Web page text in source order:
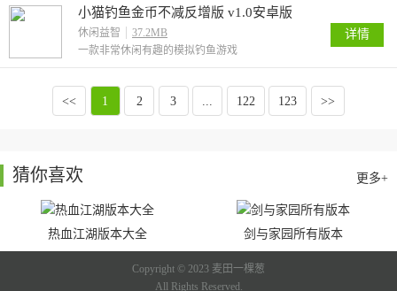
小猫钓鱼金币不减反增版 v1.0安卓版
休闲益智
37.2MB
一款非常休闲有趣的模拟钓鱼游戏
详情
<< 1 2 3 ... 122 123 >>
猜你喜欢 更多+
热血江湖版本大全 剑与家园所有版本
Copyright © 2023 麦田一棵葱
All Rights Reserved.